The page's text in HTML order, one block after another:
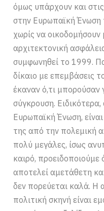
όμως υπάρχουν και
στην Ευρωπαϊκή Ένωση
χωρίς να οικοδομήσουν
αρχιτεκτονική
συμφωνηθεί το 1999.
δίκαιο με επεμβάσεις
έκαναν ό,τι
σύγκρουση.
Ευρωπαϊκή Ένωση,
της από την πολεμική
πολύ μεγάλες, ίσως
καιρό,
αποτελεί αμετάθετη
δεν πορεύεται καλά. Η
πολιτική σκηνή είναι